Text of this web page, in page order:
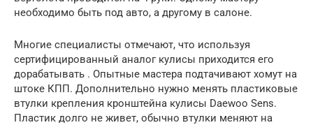
необходимо быть под авто, а другому в салоне.
Многие специалисты отмечают, что используя
сертифицированный аналог кулисы приходится его
дорабатывать . Опытные мастера подтачивают хомут на
штоке КПП. Дополнительно нужно менять пластиковые
втулки крепления кронштейна кулисы Daewoo Sens.
Пластик долго не живет, обычно втулки меняют на